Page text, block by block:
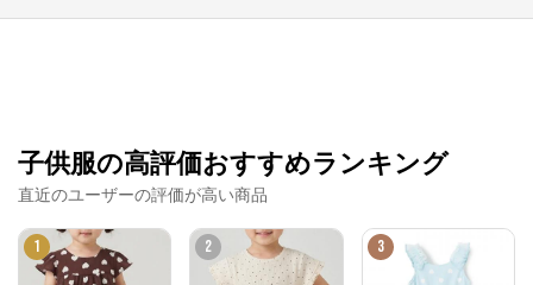
子供服の高評価おすすめランキング
直近のユーザーの評価が高い商品
1 2 3